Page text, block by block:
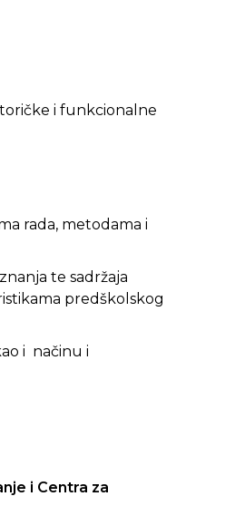
i funkcionalne
rada, metodama i
te sadržaja
predškolskog
i načinu i
i Centra za